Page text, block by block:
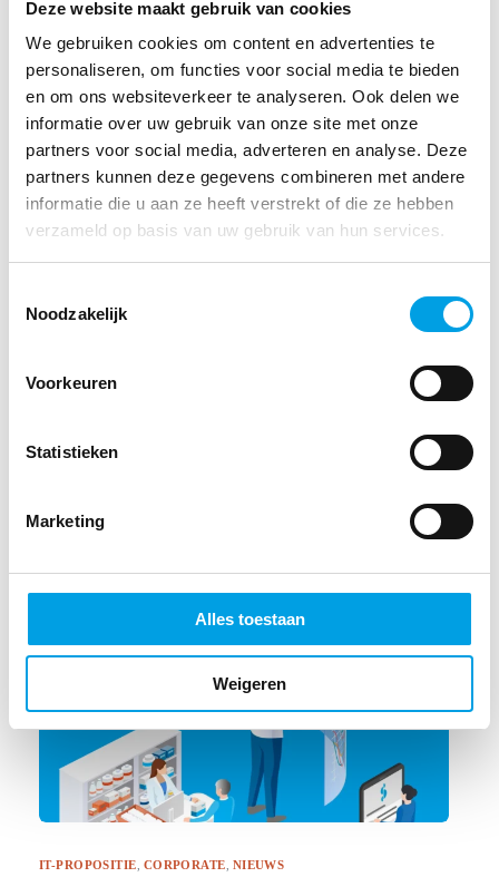
Deze website maakt gebruik van cookies
We gebruiken cookies om content en advertenties te
personaliseren, om functies voor social media te bieden
en om ons websiteverkeer te analyseren. Ook delen we
informatie over uw gebruik van onze site met onze
partners voor social media, adverteren en analyse. Deze
partners kunnen deze gegevens combineren met andere
informatie die u aan ze heeft verstrekt of die ze hebben
verzameld op basis van uw gebruik van hun services.
Noodzakelijk
Voorkeuren
Statistieken
Marketing
Alles toestaan
Weigeren
Vind je dit misschien ook interessant?
MPower
IT-PROPOSITIE CORPORATE NIEUWS